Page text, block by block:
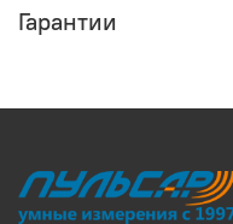
Гарантии